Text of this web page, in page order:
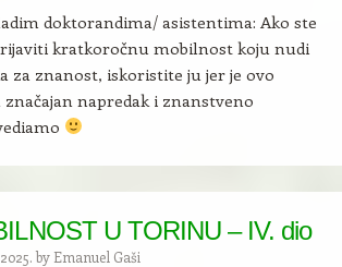
doktorandima/ asistentima: Ako ste
kratkoročnu mobilnost koju nudi
za znanost, iskoristite ju jer je ovo
napredak i znanstveno
U TORINU – IV. dio
by Emanuel Gaši